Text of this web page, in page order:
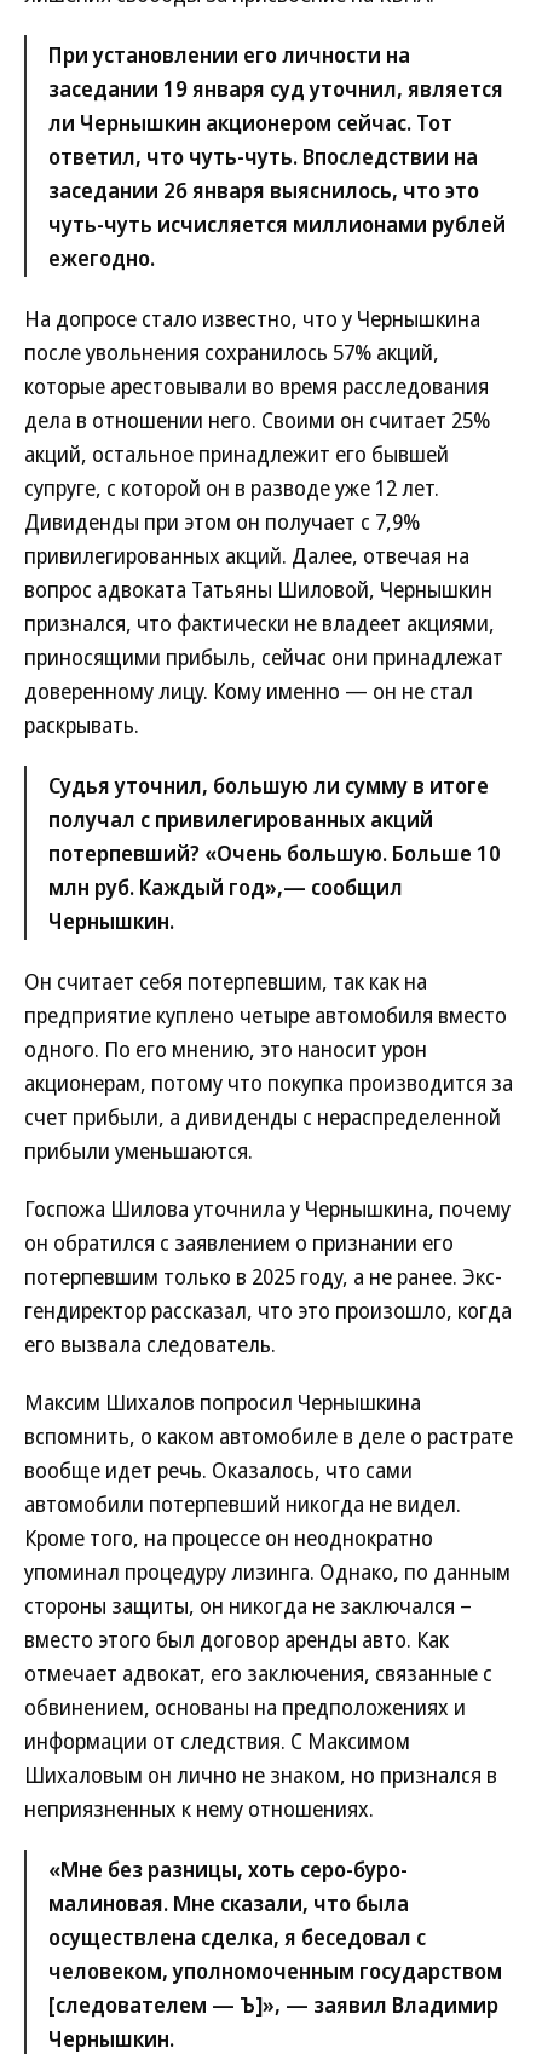
При установлении его личности на
заседании 19 января суд уточнил, является
ли Чернышкин акционером сейчас. Тот
ответил, что чуть-чуть. Впоследствии на
заседании 26 января выяснилось, что это
чуть-чуть исчисляется миллионами рублей
ежегодно.
На допросе стало известно, что у Чернышкина
после увольнения сохранилось 57% акций,
которые арестовывали во время расследования
дела в отношении него. Своими он считает 25%
акций, остальное принадлежит его бывшей
супруге, с которой он в разводе уже 12 лет.
Дивиденды при этом он получает с 7,9%
привилегированных акций. Далее, отвечая на
вопрос адвоката Татьяны Шиловой, Чернышкин
признался, что фактически не владеет акциями,
приносящими прибыль, сейчас они принадлежат
доверенному лицу. Кому именно — он не стал
раскрывать.
Судья уточнил, большую ли сумму в итоге
получал с привилегированных акций
потерпевший? «Очень большую. Больше 10
млн руб. Каждый год»,— сообщил
Чернышкин.
Он считает себя потерпевшим, так как на
предприятие куплено четыре автомобиля вместо
одного. По его мнению, это наносит урон
акционерам, потому что покупка производится за
счет прибыли, а дивиденды с нераспределенной
прибыли уменьшаются.
Госпожа Шилова уточнила у Чернышкина, почему
он обратился с заявлением о признании его
потерпевшим только в 2025 году, а не ранее. Экс-
гендиректор рассказал, что это произошло, когда
его вызвала следователь.
Максим Шихалов попросил Чернышкина
вспомнить, о каком автомобиле в деле о растрате
вообще идет речь. Оказалось, что сами
автомобили потерпевший никогда не видел.
Кроме того, на процессе он неоднократно
упоминал процедуру лизинга. Однако, по данным
стороны защиты, он никогда не заключался –
вместо этого был договор аренды авто. Как
отмечает адвокат, его заключения, связанные с
обвинением, основаны на предположениях и
информации от следствия. С Максимом
Шихаловым он лично не знаком, но признался в
неприязненных к нему отношениях.
«Мне без разницы, хоть серо-буро-
малиновая. Мне сказали, что была
осуществлена сделка, я беседовал с
человеком, уполномоченным государством
[следователем — Ъ]», — заявил Владимир
Чернышкин.